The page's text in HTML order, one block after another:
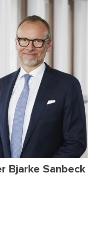
Bjarke Sanbeck
OPTAGER BJARKE